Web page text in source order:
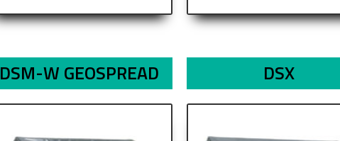
DSM-W GEOSPREAD DSX